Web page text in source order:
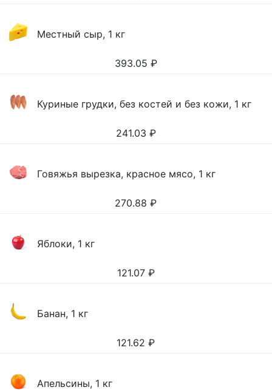
Местный сыр, 1 кг
393.05 ₽
Куриные грудки, без костей и без кожи, 1 кг
241.03 ₽
Говяжья вырезка, красное мясо, 1 кг
270.88 ₽
Яблоки, 1 кг
121.07 ₽
Банан, 1 кг
121.62 ₽
Апельсины, 1 кг